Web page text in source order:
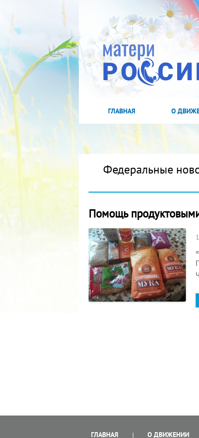
ГЛАВНАЯ О
Федеральные
Помощь
ГЛАВНАЯ О ДВИЖЕНИИ